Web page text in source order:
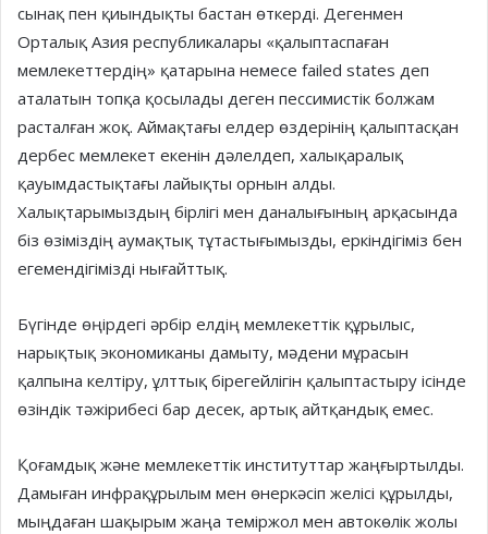
сынақ пен қиындықты бастан өткерді. Дегенмен
Орталық Азия республикалары «қалып­таспаған
мемлекеттердің» қатарына немесе failed states деп
аталатын топқа қосылады деген пес­симистік болжам
расталған жоқ. Аймақтағы елдер өздерінің қалыптасқан
дербес мемлекет екенін дәлелдеп, халықаралық
қауымдастықтағы лайықты орнын алды.
Халықтарымыздың бірлігі мен даналығының арқасында
біз өзіміздің аумақтық тұтастығымызды, еркіндігіміз бен
егемендігімізді нығайттық.
Бүгінде өңірдегі әрбір елдің мемлекеттік құрылыс,
нарықтық экономиканы дамыту, мәдени мұрасын
қалпына келтіру, ұлттық бірегейлігін қалыптастыру ісінде
өзіндік тәжірибесі бар десек, артық айтқандық емес.
Қоғамдық және мемлекеттік инс­титуттар жаңғыртылды.
Дамыған инфра­құрылым мен өнеркәсіп желі­сі құрылды,
мыңдаған шақырым жаңа теміржол мен автокөлік жолы